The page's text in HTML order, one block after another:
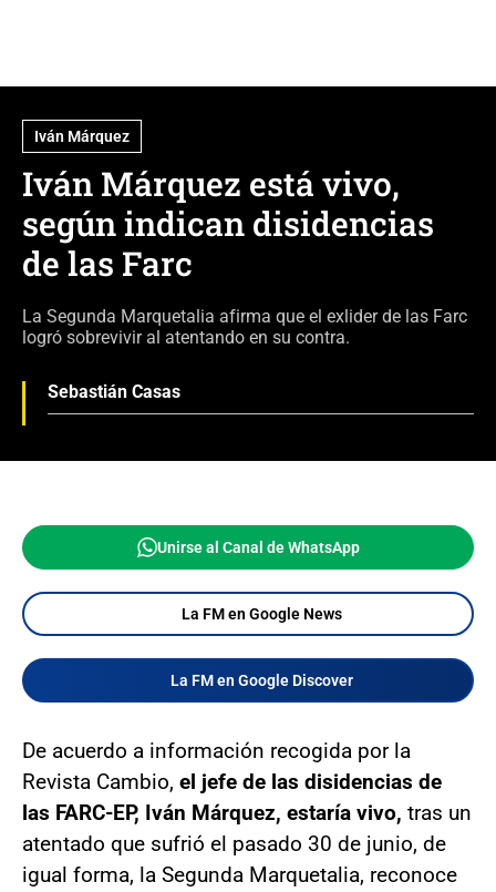
Iván Márquez
Iván Márquez está vivo,
según indican disidencias
de las Farc
La Segunda Marquetalia afirma que el exlider de las Farc
logró sobrevivir al atentando en su contra.
Sebastián Casas
Unirse al Canal de WhatsApp
La FM en Google News
La FM en Google Discover
De acuerdo a información recogida por la
Revista Cambio, el jefe de las disidencias de
las FARC-EP, Iván Márquez, estaría vivo, tras un
atentado que sufrió el pasado 30 de junio, de
igual forma, la Segunda Marquetalia, reconoce